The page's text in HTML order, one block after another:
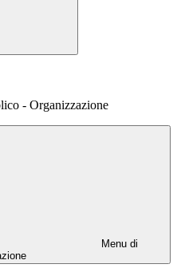
- Organizzazione
Menu di